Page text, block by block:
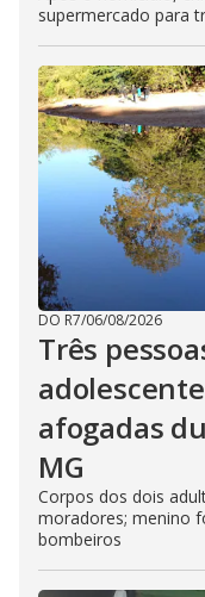
supermercado para
DO R7/06/08/2026
Três
afogadas
MG
Corpos dos dois
moradores; menino
bombeiros